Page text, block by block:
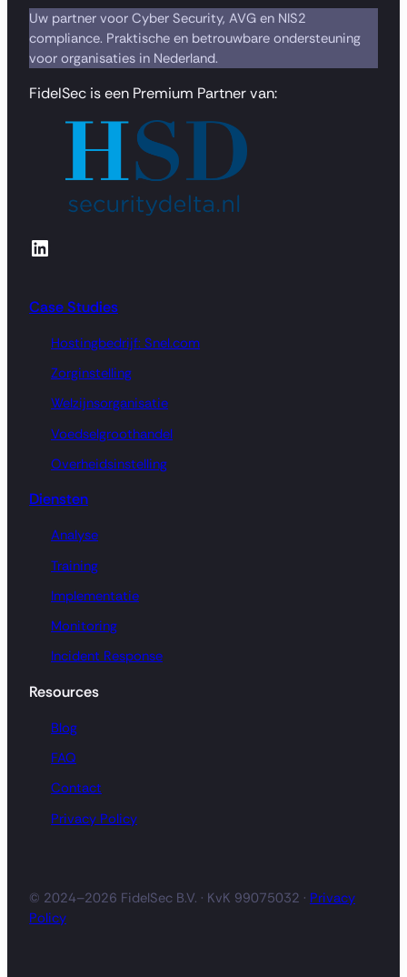
Uw partner voor Cyber Security, AVG en NIS2
compliance. Praktische en betrouwbare ondersteuning
voor organisaties in Nederland.
FidelSec is een Premium Partner van:
LinkedIn
Case Studies
Hostingbedrijf: Snel.com
Zorginstelling
Welzijnsorganisatie
Voedselgroothandel
Overheidsinstelling
Diensten
Analyse
Training
Implementatie
Monitoring
Incident Response
Resources
Blog
FAQ
Contact
Privacy Policy
© 2024–2026 FidelSec B.V. · KvK 99075032 · Privacy
Policy